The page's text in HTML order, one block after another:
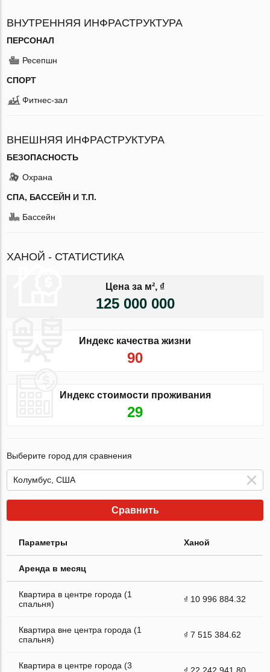
ВНУТРЕННЯЯ ИНФРАСТРУКТУРА
ПЕРСОНАЛ
Ресепшн
СПОРТ
Фитнес-зал
ВНЕШНЯЯ ИНФРАСТРУКТУРА
БЕЗОПАСНОСТЬ
Охрана
СПА, БАССЕЙН И Т.П.
Бассейн
ХАНОЙ - СТАТИСТИКА
Цена за м², ₫
125 000 000
Индекс качества жизни
90
Индекс стоимости проживания
29
Выберите город для сравнения
Сравнить
Параметры Ханой
Аренда в месяц
Квартира в центре города (1
спальня)
₫ 10 996 884.32
Квартира вне центра города (1
спальня)
₫ 7 515 384.62
Квартира в центре города (3
₫ 22 242 941.80